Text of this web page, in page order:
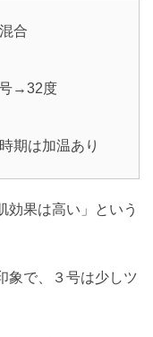
合
→32度
期は加温あり
効果は高い」という
象で、３号は少しツ